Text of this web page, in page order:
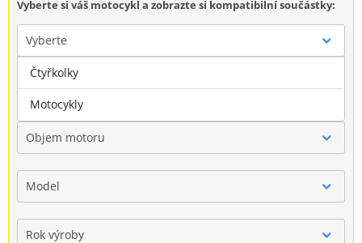
Vyberte si váš motocykl a zobrazte si kompatibilní součástky:
Vyberte
Značka
Objem motoru
Model
Rok výroby
Čtyřkolky
Motocykly